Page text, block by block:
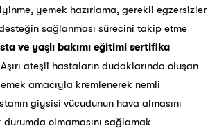
yemek hazırlama, gerekli egzersizler
sağlanması sürecini takip etme
ve yaşlı bakımı eğitimi sertifika
ateşli hastaların dudaklarında oluşan
amacıyla kremlenerek nemli
giysisi vücudunun hava almasını
olmamasını sağlamak